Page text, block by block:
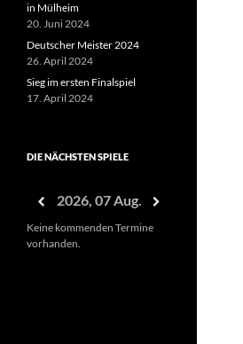
in Mülheim
20. Juni 2024
Deutscher Meister 2024
26. April 2024
Sieg im ersten Finalspiel
17. April 2024
DIE NÄCHSTEN SPIELE
2026, 07 Aug.
Keine kommenden Termine
vorhanden.